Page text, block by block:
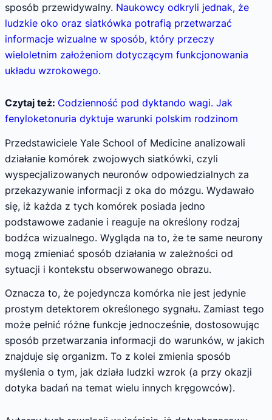
sposób przewidywalny. Naukowcy odkryli jednak, że
ludzkie oko oraz siatkówka potrafią przetwarzać
informacje wizualne w sposób, który przeczy
wieloletnim założeniom dotyczącym funkcjonowania
układu wzrokowego.
Czytaj też: Codzienność pod dyktando wagi. Jak
fenyloketonuria dyktuje warunki polskim rodzinom
Przedstawiciele Yale School of Medicine analizowali
działanie komórek zwojowych siatkówki, czyli
wyspecjalizowanych neuronów odpowiedzialnych za
przekazywanie informacji z oka do mózgu. Wydawało
się, iż każda z tych komórek posiada jedno
podstawowe zadanie i reaguje na określony rodzaj
bodźca wizualnego. Wygląda na to, że te same neurony
mogą zmieniać sposób działania w zależności od
sytuacji i kontekstu obserwowanego obrazu.
Oznacza to, że pojedyncza komórka nie jest jedynie
prostym detektorem określonego sygnału. Zamiast tego
może pełnić różne funkcje jednocześnie, dostosowując
sposób przetwarzania informacji do warunków, w jakich
znajduje się organizm. To z kolei zmienia sposób
myślenia o tym, jak działa ludzki wzrok (a przy okazji
dotyka badań na temat wielu innych kręgowców).